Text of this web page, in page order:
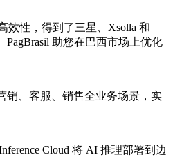
效性，得到了三星、Xsolla 和
助您在巴西市场上优化
销、客服、销售全业务场景，实
Cloud 将 AI 推理部署到边